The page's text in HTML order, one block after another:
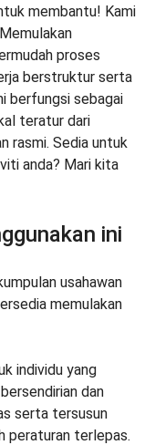
membantu! Kami
proses
berstruktur serta
berfungsi sebagai
teratur dari
rasmi. Sedia untuk
anda? Mari kita
ini
usahawan
memulakan
individu yang
dan
serta tersusun
peraturan terlepas.